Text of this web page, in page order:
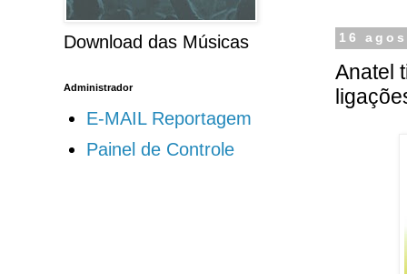
16
Anatel
Download das Músicas
Administrador
E-MAIL Reportagem
Painel de Controle